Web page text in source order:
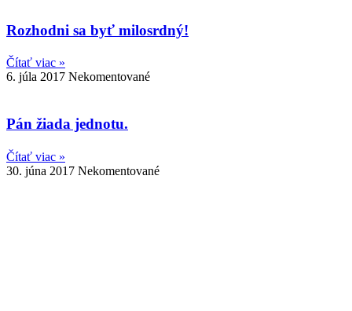
Rozhodni sa byť milosrdný!
Čítať viac »
6. júla 2017 Nekomentované
Pán žiada jednotu.
Čítať viac »
30. júna 2017 Nekomentované